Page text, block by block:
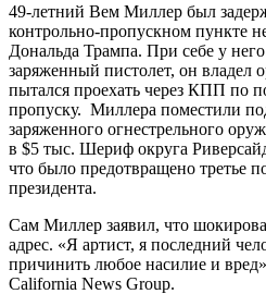
49-летний Вем Миллер был
контрольно-пропускном пункте
Дональда Трампа. При себе у
заряженный пистолет, он владел
пытался проехать через КПП по
пропуску. Миллера поместили
заряженного огнестрельного
в $5 тыс. Шериф округа
что было предотвращено третье
президента.
Сам Миллер заявил, что
адрес. «Я артист, я последний
причинить любое насилие и
California News Group.